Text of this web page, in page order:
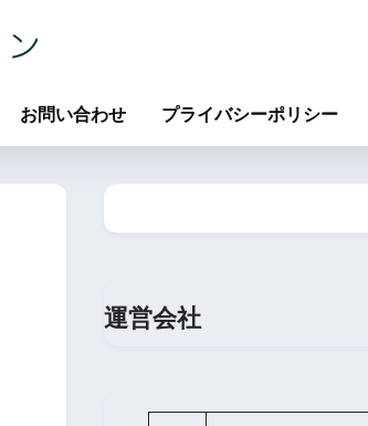
お問い合わせ プライバシーポリシー
運営会社